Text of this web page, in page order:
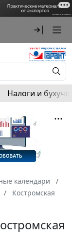
Налоги и
календари
Костромская